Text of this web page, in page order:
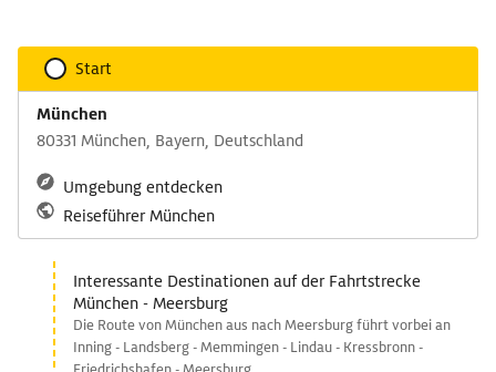
Start
München
80331 München, Bayern, Deutschland
Umgebung entdecken
Reiseführer München
Interessante Destinationen auf der Fahrtstrecke
München - Meersburg
Die Route von München aus nach Meersburg führt vorbei an
Inning - Landsberg - Memmingen - Lindau - Kressbronn -